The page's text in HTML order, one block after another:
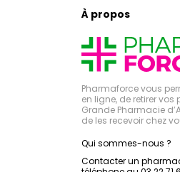
À propos
Pharmaforce vous
en ligne, de retirer
Grande Pharmacie
de les recevoir chez
Qui sommes-nous ?
Contacter un